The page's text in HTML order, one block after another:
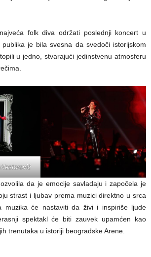
folk diva održati poslednji koncert u
je bila svesna da svedoči istorijskom
u jedno, stvarajući jedinstvenu atmosferu
da je emocije savladaju i započela je
strast i ljubav prema muzici direktno u srca
muzika će nastaviti da živi i inspiriše ljude
spektakl će biti zauvek upamćen kao
trenutaka u istoriji beogradske Arene.